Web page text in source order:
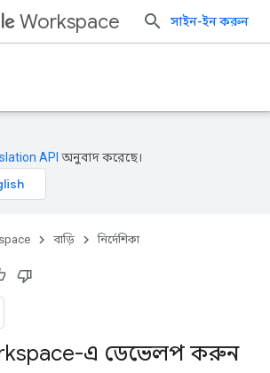
Workspace সাইন-ইন করুন
API অনুবাদ করেছে।
বাড়ি নির্দেশিকা
এ ডেভেলপ করুন